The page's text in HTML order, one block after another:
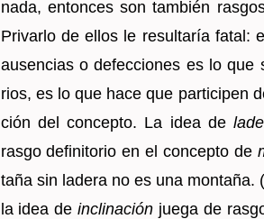
nada, en­ton­ces son tam­bién
Pri­var­lo de ellos le re­sul­ta­ría fatal:
au­sen­cias o de­fec­cio­nes es lo
rios, es lo que hace que par­ti­ci­pen
ción del con­cep­to. La idea de
rasgo de­fi­ni­to­rio en el con­cep­to de
ta­ña sin la­de­ra no es una mon­ta­ña.
la idea dein­cli­na­ción juega de